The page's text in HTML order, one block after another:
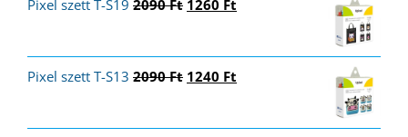
Pixel szett T-S19 2090Ft Original
1260 Ft
Pixel szett T-S13 2090Ft Original
1240 Ft